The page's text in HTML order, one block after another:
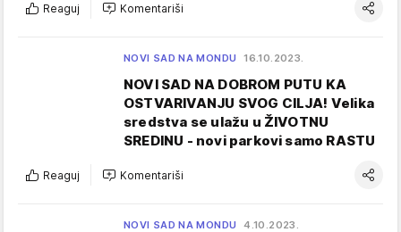
Reaguj Komentariši
NOVI SAD NA MONDU 16.10.2023.
NOVI SAD NA DOBROM PUTU KA
OSTVARIVANJU SVOG CILJA! Velika
sredstva se ulažu u ŽIVOTNU
SREDINU - novi parkovi samo RASTU
Reaguj Komentariši
NOVI SAD NA MONDU 4.10.2023.